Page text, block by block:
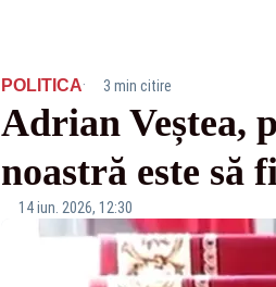
POLITICA· 3 min citire
Adrian Veștea,
noastră este să
14 iun. 2026, 12:30